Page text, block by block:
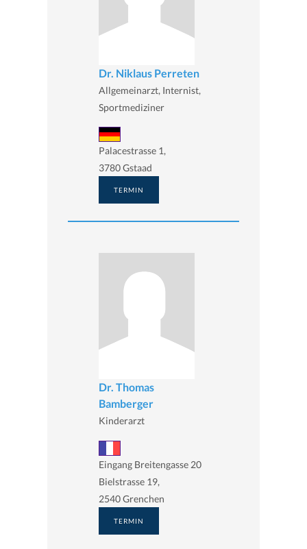
Dr. Niklaus Perreten
Allgemeinarzt, Internist,
Sportmediziner
Palacestrasse 1,
3780 Gstaad
TERMIN
Dr. Thomas
Bamberger
Kinderarzt
Eingang Breitengasse 20
Bielstrasse 19,
2540 Grenchen
TERMIN